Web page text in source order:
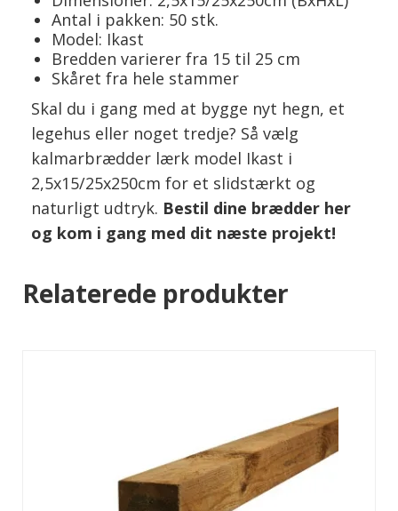
Antal i pakken: 50 stk.
Model: Ikast
Bredden varierer fra 15 til 25 cm
Skåret fra hele stammer
Skal du i gang med at bygge nyt hegn, et
legehus eller noget tredje? Så vælg
kalmarbrædder lærk model Ikast i
2,5x15/25x250cm for et slidstærkt og
naturligt udtryk. Bestil dine brædder her
og kom i gang med dit næste projekt!
Relaterede produkter